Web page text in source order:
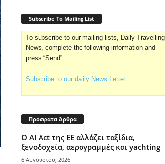
Subscribe To Mailing List
To subscribe to our mailing lists, Daily Travelling
News, complete the following information and
press “Send”
Subscribe to our daiily News Letter
Πρόσφατα Άρθρα
Ο AI Act της ΕΕ αλλάζει ταξίδια,
ξενοδοχεία, αερογραμμές και yachting
6 Αυγούστου, 2026